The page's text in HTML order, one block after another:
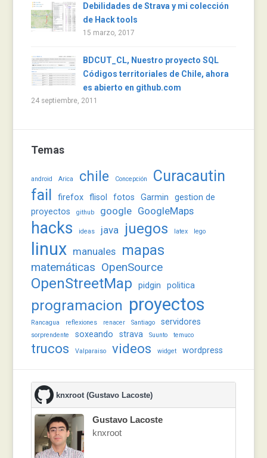
Debilidades de Strava y mi colección
de Hack tools
15 marzo, 2017
BDCUT_CL, Nuestro proyecto SQL
Códigos territoriales de Chile, ahora
es abierto en github.com
24 septiembre, 2011
Temas
android Arica chile Concepción
Curacautin
fail
firefox flisol fotos Garmin
gestion de
proyectos
github google GoogleMaps
hacks ideas java juegos latex lego
linux manuales mapas
matemáticas OpenSource
OpenStreetMap pidgin politica
programacion proyectos
Rancagua reflexiones renacer Santiago servidores
sorprendente soxeando strava Suunto temuco
trucos Valparaiso videos widget wordpress
knxroot (Gustavo Lacoste)
Gustavo Lacoste
knxroot